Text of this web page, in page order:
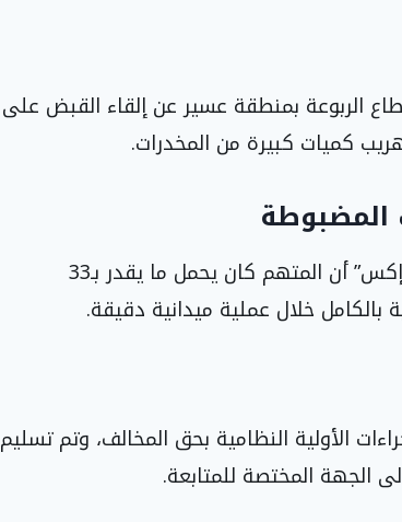
الربوعة بمنطقة عسير عن إلقاء القبض على
كميات كبيرة من المخدرات.
المضبوطة
أفادت الدوريات عبر حسابها الرسمي على منصة “إكس” أن المتهم كان يحمل ما يقدر بـ33
خلال عملية ميدانية دقيقة.
الأولية النظامية بحق المخالف، وتم تسليم
الجهة المختصة للمتابعة.